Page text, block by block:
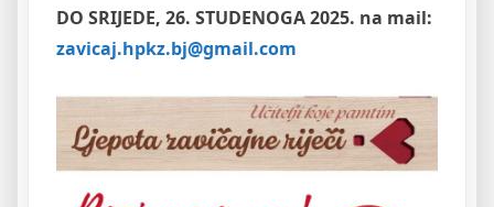
DO SRIJEDE, 26. STUDENOGA 2025. na mail:
zavicaj.hpkz.bj@gmail.com